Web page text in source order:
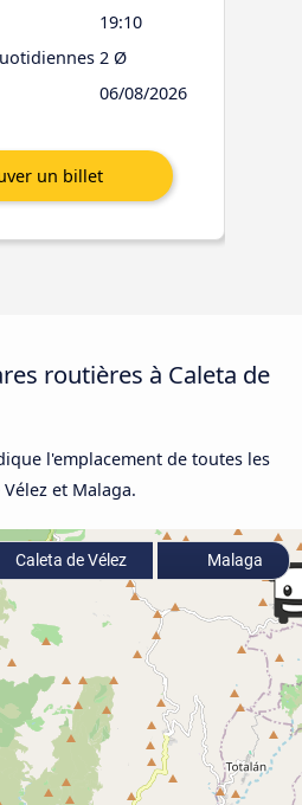
19:10
2 Ø
06/08/2026
routières à Caleta de
l'emplacement de toutes les
et Malaga.
Caleta de Vélez Malaga